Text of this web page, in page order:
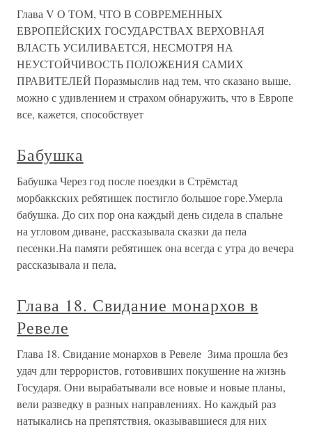
Глава V О ТОМ, ЧТО В СОВРЕМЕННЫХ
ЕВРОПЕЙСКИХ ГОСУДАРСТВАХ ВЕРХОВНАЯ
ВЛАСТЬ УСИЛИВАЕТСЯ, НЕСМОТРЯ НА
НЕУСТОЙЧИВОСТЬ ПОЛОЖЕНИЯ САМИХ
ПРАВИТЕЛЕЙ Поразмыслив над тем, что сказано выше,
можно с удивлением и страхом обнаружить, что в Европе
все, кажется, способствует
Бабушка
Бабушка Через год после поездки в Стрёмстад
морбаккских ребятишек постигло большое горе.Умерла
бабушка. До сих пор она каждый день сидела в спальне
на угловом диване, рассказывала сказки да пела
песенки.На памяти ребятишек она всегда с утра до вечера
рассказывала и пела,
Глава 18. Свидание монархов в
Ревеле
Глава 18. Свидание монархов в Ревеле Зима прошла без
удач дли террористов, готовивших покушение на жизнь
Государя. Они вырабатывали все новые и новые планы,
вели разведку в разных направлениях. Но каждый раз
натыкались на препятствия, оказывавшиеся для них